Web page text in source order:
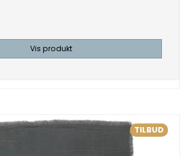
Vis produkt
TILBUD